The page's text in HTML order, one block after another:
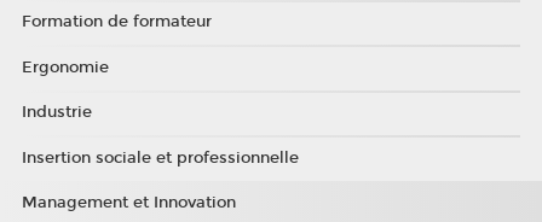
Formation de formateur
Ergonomie
Industrie
Insertion sociale et professionnelle
Management et Innovation